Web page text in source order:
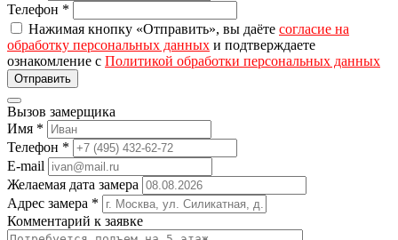
Телефон *
Нажимая кнопку «Отправить», вы даёте согласие на
обработку персональных данных и подтверждаете
ознакомление с Политикой обработки персональных данных
Вызов замерщика
Имя *
Телефон *
E-mail
Желаемая дата замера
Адрес замера *
Комментарий к заявке